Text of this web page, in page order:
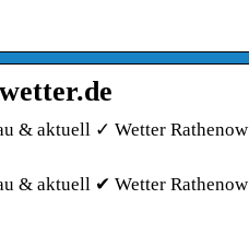
& aktuell ✓ Wetter Rathenow
& aktuell ✔ Wetter Rathenow